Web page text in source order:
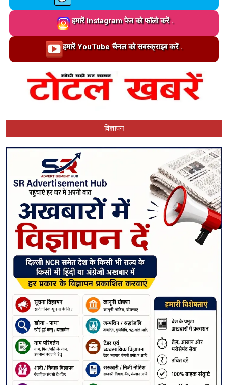
Loading…
हमारें Instagram पेज को फॉलो करें .
Loading…हमारें YouTube चैनल को सबस्क्राइब करें .
विज्ञापन